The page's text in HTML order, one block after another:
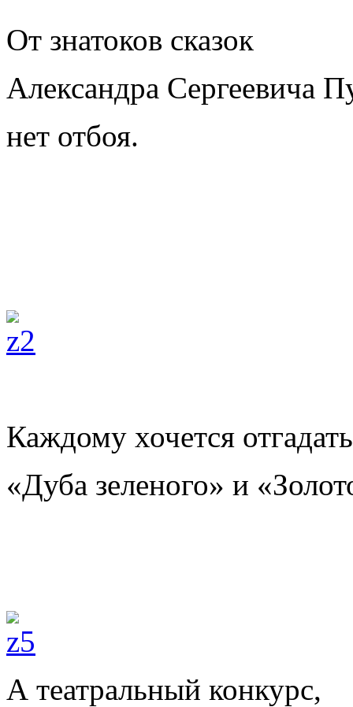
От знатоков сказок
Александра Сергеевича
нет отбоя.
Каждому хочется
«Дуба зеленого» и
А театральный конкурс,